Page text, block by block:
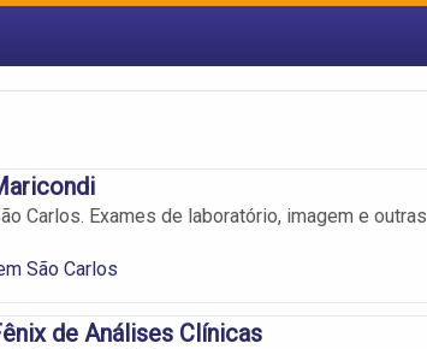
Carlos. Exames de laboratório, imagem e outras
São Carlos
de Análises Clínicas